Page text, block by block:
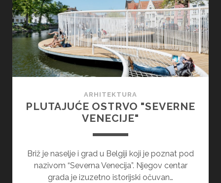
ARHITEKTURA
PLUTAJUĆE OSTRVO "SEVERNE
VENECIJE"
Briž je naselje i grad u Belgiji koji je poznat pod
nazivom “Severna Venecija”. Njegov centar
grada je izuzetno istorijski očuvan…